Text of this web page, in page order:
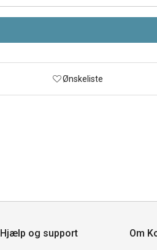
Ønskeliste
Hjælp og support Om